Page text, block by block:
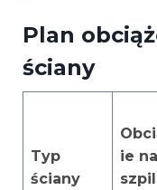
Plan
ściany
Typ
ściany
ie na